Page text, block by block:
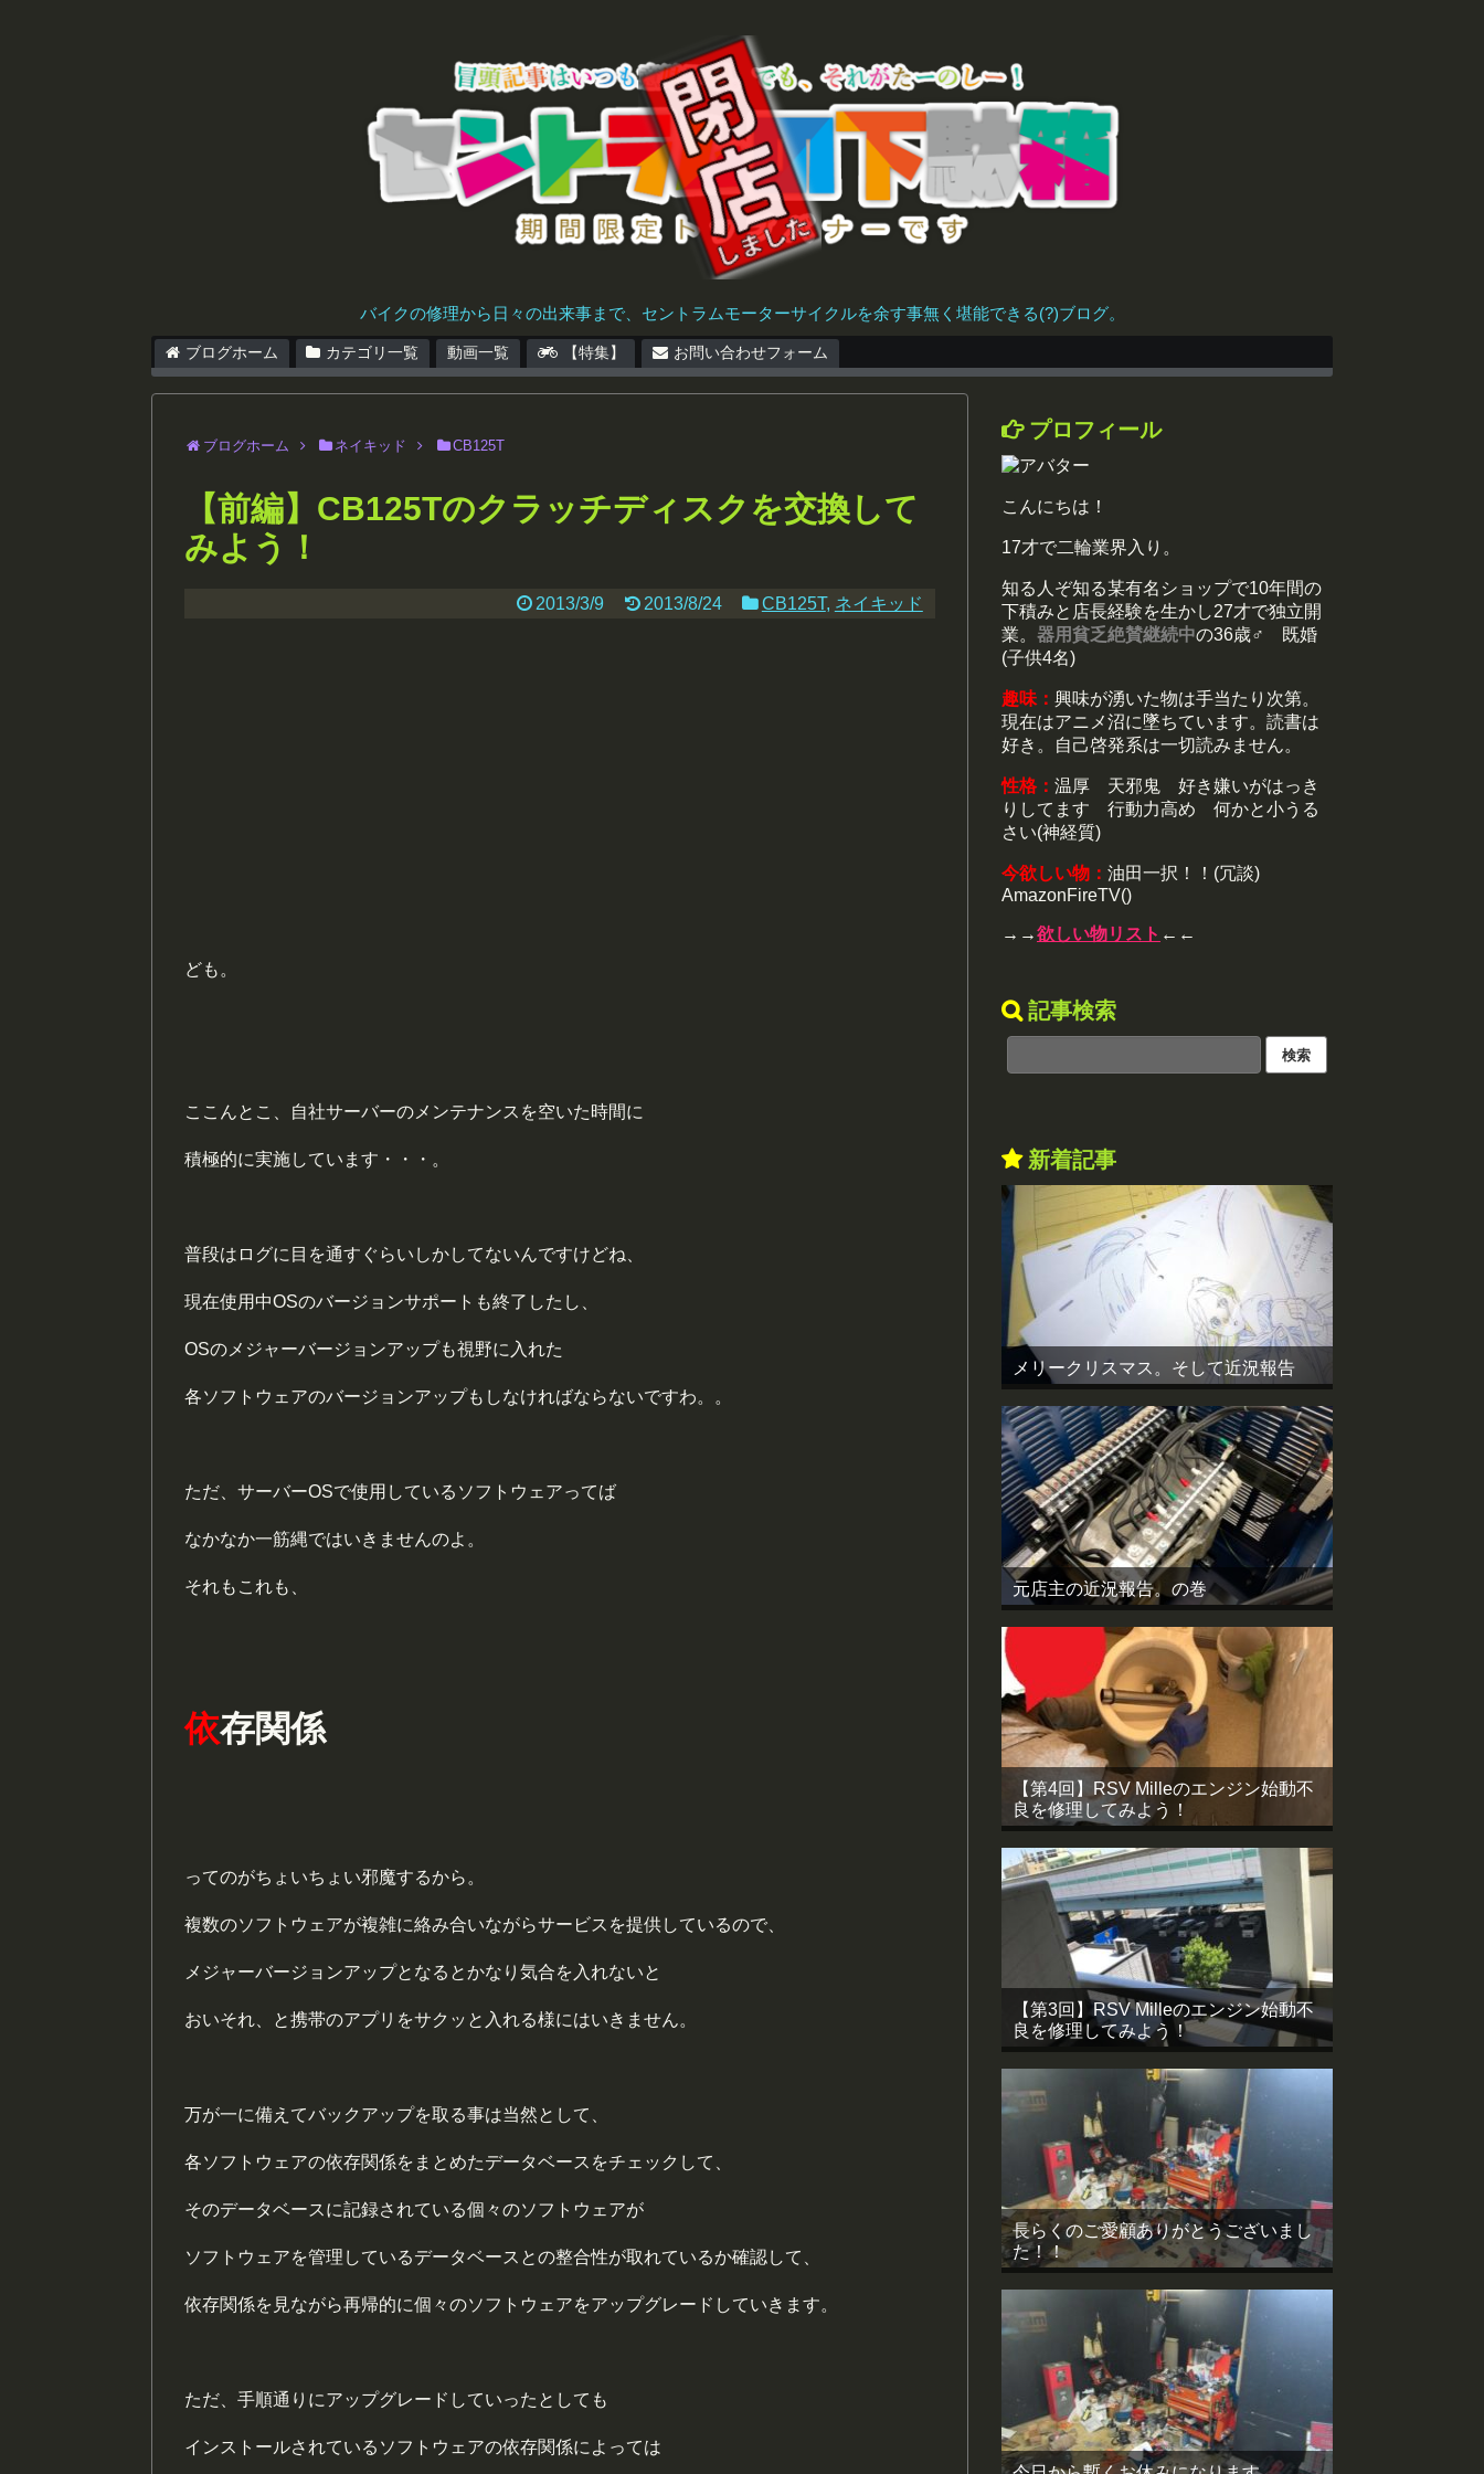
バイクの修理から日々の出来事まで、セントラムモーターサイクルを余す事無く堪能できる(?)ブログ。
ブログホーム カテゴリ一覧 動画一覧 【特集】 お問い合わせフォーム
ブログホーム ネイキッド CB125T
【前編】CB125Tのクラッチディスクを交換して
みよう！
2013/3/9 2013/8/24 CB125T, ネイキッド
ども。
ここんとこ、自社サーバーのメンテナンスを空いた時間に
積極的に実施しています・・・。
普段はログに目を通すぐらいしかしてないんですけどね、
現在使用中OSのバージョンサポートも終了したし、
OSのメジャーバージョンアップも視野に入れた
各ソフトウェアのバージョンアップもしなければならないですわ。。
ただ、サーバーOSで使用しているソフトウェアってば
なかなか一筋縄ではいきませんのよ。
それもこれも、
依存関係
ってのがちょいちょい邪魔するから。
複数のソフトウェアが複雑に絡み合いながらサービスを提供しているので、
メジャーバージョンアップとなるとかなり気合を入れないと
おいそれ、と携帯のアプリをサクッと入れる様にはいきません。
万が一に備えてバックアップを取る事は当然として、
各ソフトウェアの依存関係をまとめたデータベースをチェックして、
そのデータベースに記録されている個々のソフトウェアが
ソフトウェアを管理しているデータベースとの整合性が取れているか確認して、
依存関係を見ながら再帰的に個々のソフトウェアをアップグレードしていきます。
ただ、手順通りにアップグレードしていったとしても
インストールされているソフトウェアの依存関係によっては
プロフィール
こんにちは！
17才で二輪業界入り。
知る人ぞ知る某有名ショップで10年間の
下積みと店長経験を生かし27才で独立開
業。 器用貧乏絶賛継続中の36歳♂ 既婚
(子供4名)
趣味： 興味が湧いた物は手当たり次第。
現在はアニメ沼に墜ちています。読書は
好き。自己啓発系は一切読みません。
性格： 温厚 天邪鬼 好き嫌いがはっき
りしてます 行動力高め 何かと小うる
さい(神経質)
今欲しい物： 油田一択！！(冗談)
AmazonFireTV()
→→欲しい物リスト ←←
記事検索
新着記事
メリークリスマス。そして近況報告
元店主の近況報告。の巻
【第4回】RSV Milleのエンジン始動不
良を修理してみよう！
【第3回】RSV Milleのエンジン始動不
良を修理してみよう！
長らくのご愛顧ありがとうございまし
た！！